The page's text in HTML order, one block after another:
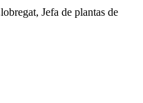
Jefa de plantas de